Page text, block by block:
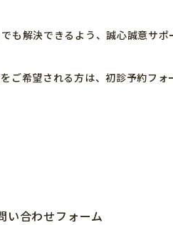
も解決できるよう、誠心誠意サ
ご希望される方は、初診予約フォ
い合わせフォーム